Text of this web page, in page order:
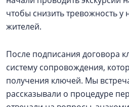
чтобы снизить тревожность
жителей.
После подписания договора
систему сопровождения,
получения ключей. Мы
рассказывали о процедуре